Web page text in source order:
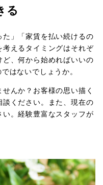
る
た」「家賃を払い続けるの
えるタイミングはそれぞ
、何から始めればいいの
はないでしょうか。
んか？お客様の思い描く
ください。また、現在の
。経験豊富なスタッフが